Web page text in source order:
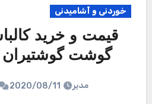
خوردنی و آشامیدنی
گوشت گوشتیران – 300
مدیر 2020/08/11